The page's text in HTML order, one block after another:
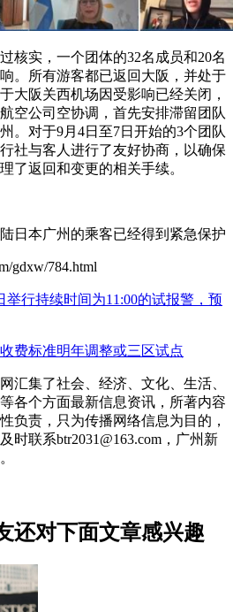
核实，一个团体的32名成员和20名
。所有游客都已返回大阪，并处于
大阪关西机场因受影响已经关闭，
空公司空协调，首先安排滞留团队
。对于9月4日至7日开始的3个团队
社与客人进行了友好协商，以确保
了返回和变更的相关手续。
日本广州的乘客已经得到紧急保护
gdxw/784.html
举行持续时间为11:00的试报警，预
费标准明年调整或三区试点
汇集了社会、经济、文化、生活、
各个方面最新信息资讯，所著内容
负责，只为传播网络信息为目的，
时联系btr2031@163.com，广州新
还对下面文章感兴趣